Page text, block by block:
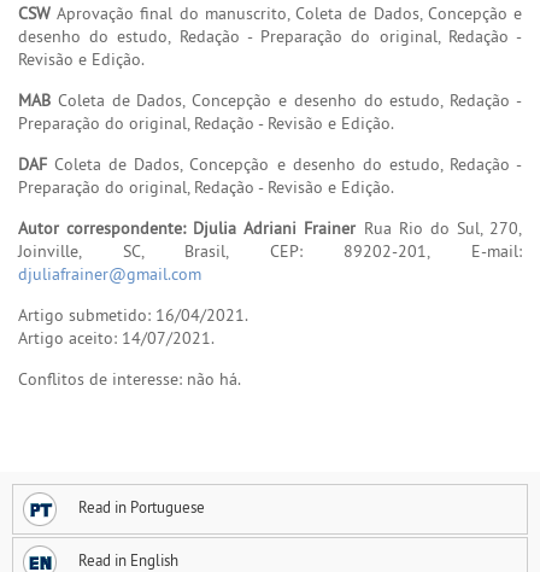
CSW Aprovação final do manuscrito, Coleta de Dados, Concepção e
desenho do estudo, Redação - Preparação do original, Redação -
Revisão e Edição.
MAB Coleta de Dados, Concepção e desenho do estudo, Redação -
Preparação do original, Redação - Revisão e Edição.
DAF Coleta de Dados, Concepção e desenho do estudo, Redação -
Preparação do original, Redação - Revisão e Edição.
Autor correspondente: Djulia Adriani Frainer Rua Rio do Sul, 270,
Joinville, SC, Brasil, CEP: 89202-201, E-mail:
djuliafrainer@gmail.com
Artigo submetido: 16/04/2021.
Artigo aceito: 14/07/2021.
Conflitos de interesse: não há.
Read in Portuguese
Read in English